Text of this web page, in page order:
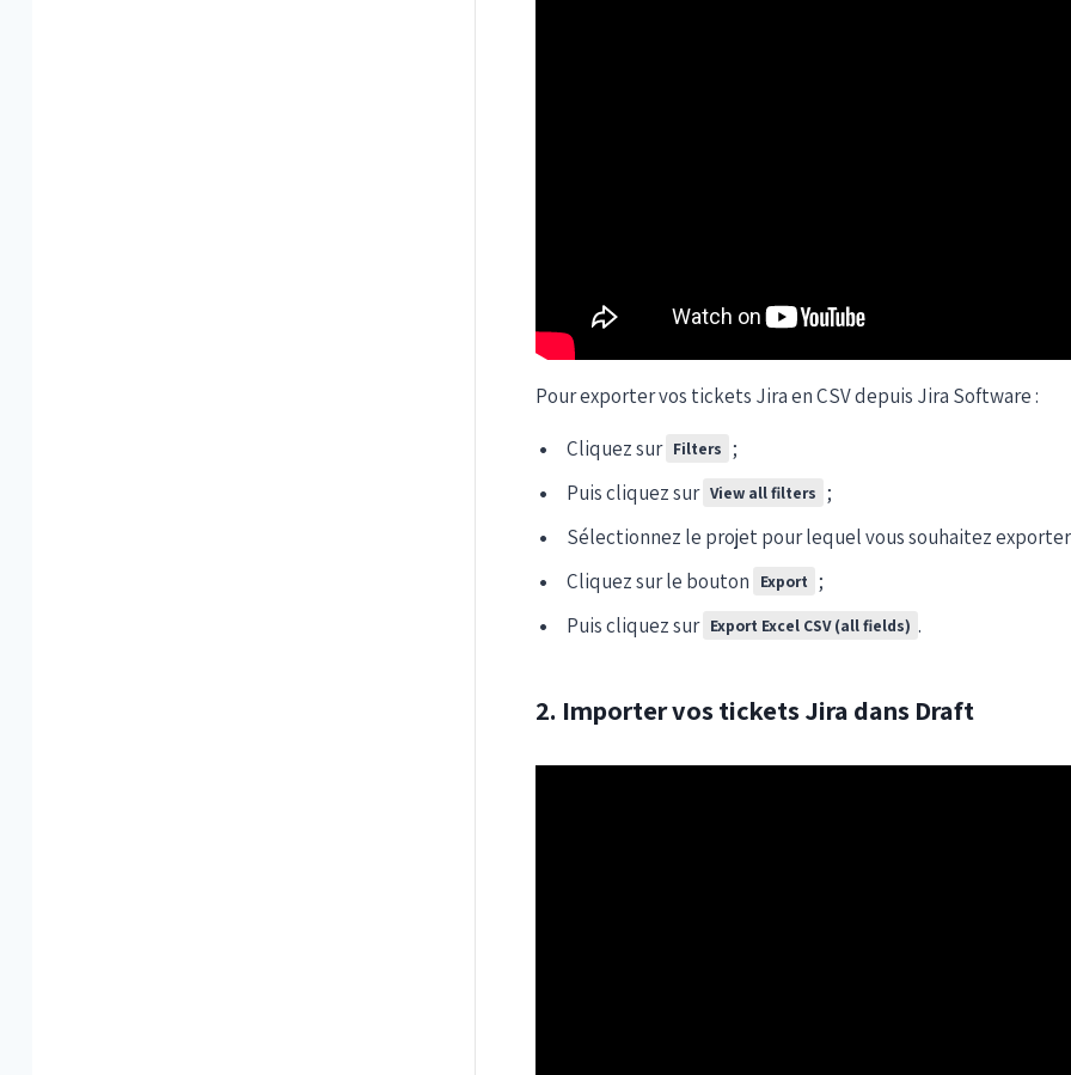
Pour exporter vos tickets Jira en CSV depuis Jira Software :
Cliquez sur Filters ;
Puis cliquez sur View all filters ;
Sélectionnez le projet pour lequel vous souhaitez
Cliquez sur le bouton
Export ;
Puis cliquez sur Export Excel CSV (all fields) .
2. Importer vos tickets Jira dans Draft